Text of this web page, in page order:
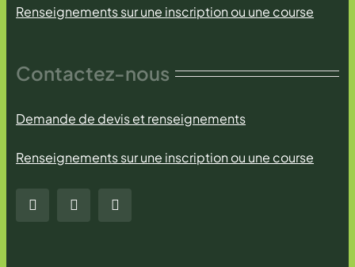
Renseignements sur une inscription ou une course
Contactez-nous
Demande de devis et renseignements
Renseignements sur une inscription ou une course